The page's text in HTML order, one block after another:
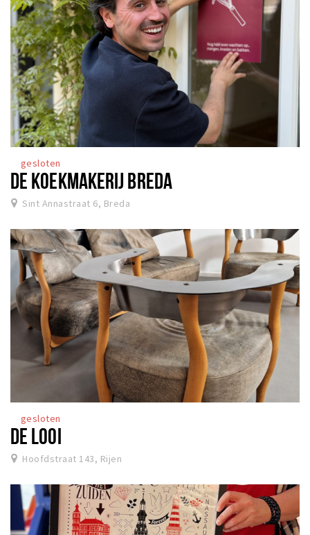
gesloten
DE KOEKMAKERIJ BREDA
Sint Annastraat 6, Breda
gesloten
DE LOOI
Hoofdstraat 143, Rijen